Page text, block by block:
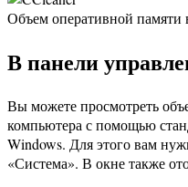
Объем оперативной
В панели
Вы можете просмотреть
компьютера с помощью
Windows. Для этого вам
«Система». В окне также